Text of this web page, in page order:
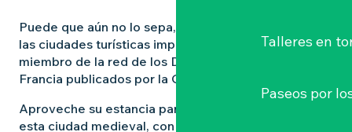
Talleres en
Paseos por
Puede que aún no lo sepa, pero
las ciudades turísticas imprescindibles de la región y
miembro de la red de los Desvíos más bellos de
Francia publicados por la Guía Michelin.
Aproveche su estancia para descubrir el encanto de
esta ciudad medieval, con su